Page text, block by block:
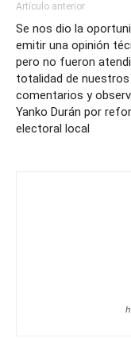
Artículo anterior
Se nos dio la
emitir una opinión
pero no fueron
totalidad de nuestros
comentarios y
Yanko Durán por
electoral local